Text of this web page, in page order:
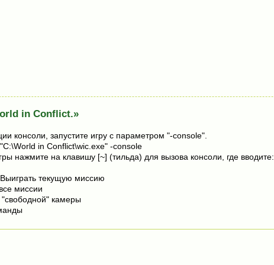
in Conflict.»
консоли, запустите игру с параметром "-console".
in Conflict\wic.exe" -console
нажмите на клавишу [~] (тильда) для вызова консоли, где вводите:
текущую миссию
миссии
камеры